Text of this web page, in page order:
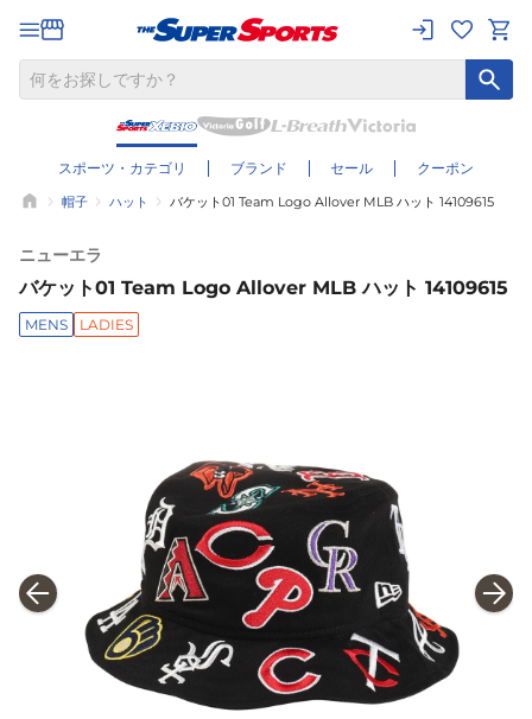
スポーツ・カテゴリ ブランド セール クーポン
帽子 ハット バケット01 Team Logo Allover MLB ハット 14109615
ニューエラ
バケット01 Team Logo Allover MLB ハット 14109615
MENS LADIES